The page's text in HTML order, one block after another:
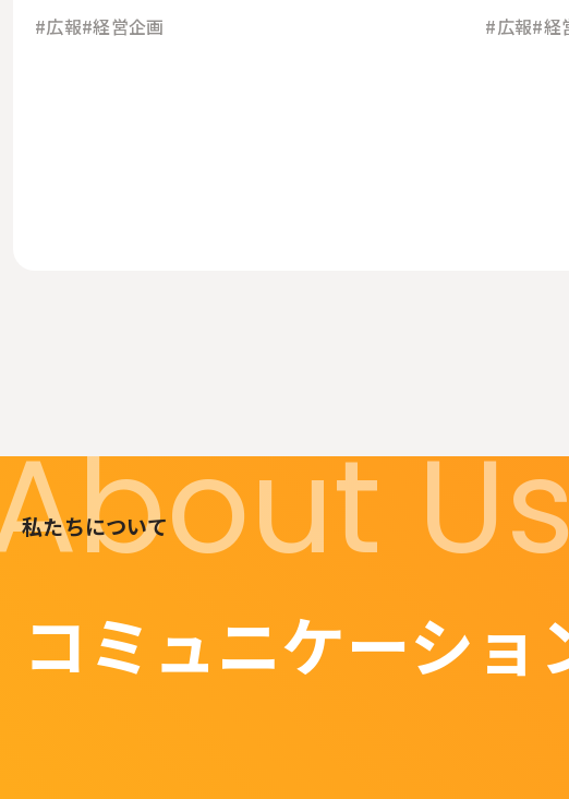
#広報#経営企画 #広報#経
私たちについて
コミュニケーショ